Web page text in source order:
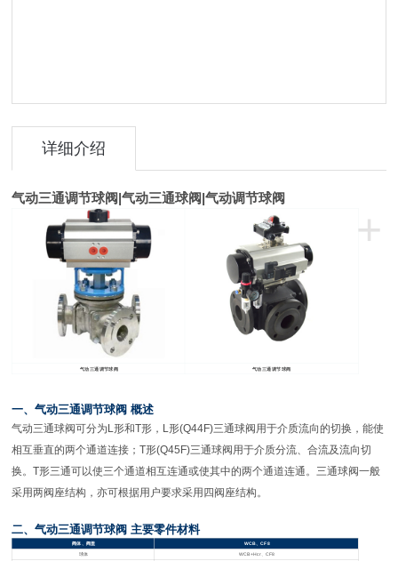
详细介绍
气动三通调节球阀|气动三通球阀|气动调节球阀
+
气动三通调节球阀 气动三通调节球阀
一、气动三通调节球阀 概述
气动三通球阀可分为L形和T形，L形(Q44F)三通球阀用于介质流向的切换，能使
相互垂直的两个通道连接；T形(Q45F)三通球阀用于介质分流、合流及流向切
换。T形三通可以使三个通道相互连通或使其中的两个通道连通。三通球阀一般
采用两阀座结构，亦可根据用户要求采用四阀座结构。
二、气动三通调节球阀 主要零件材料
阀体、阀盖 WCB、CF8
球体
WCB+Hcr 、CF8